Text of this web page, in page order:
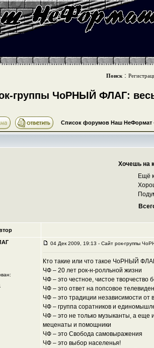
Поиск :
группы ЧоРНЫЙ ФЛАГ:
Список форумов Наш НеФормат
Хочешь на
Ещё
04 Дек 2009, 19:13 - Cайт рок-группы
Кто такие или что такое ЧоРНЫЙ
ЧФ – 20 лет рок-н-ролльной жизни
ЧФ – это честное, чистое творчество
ЧФ – это ответ на попсовое
ЧФ – это традиции независимости
ЧФ – группа соратников и
ЧФ – это не только музыканты, а еще
меценаты и помощники
ЧФ – это Свобода самовыражения
ЧФ – это выбор населенья!